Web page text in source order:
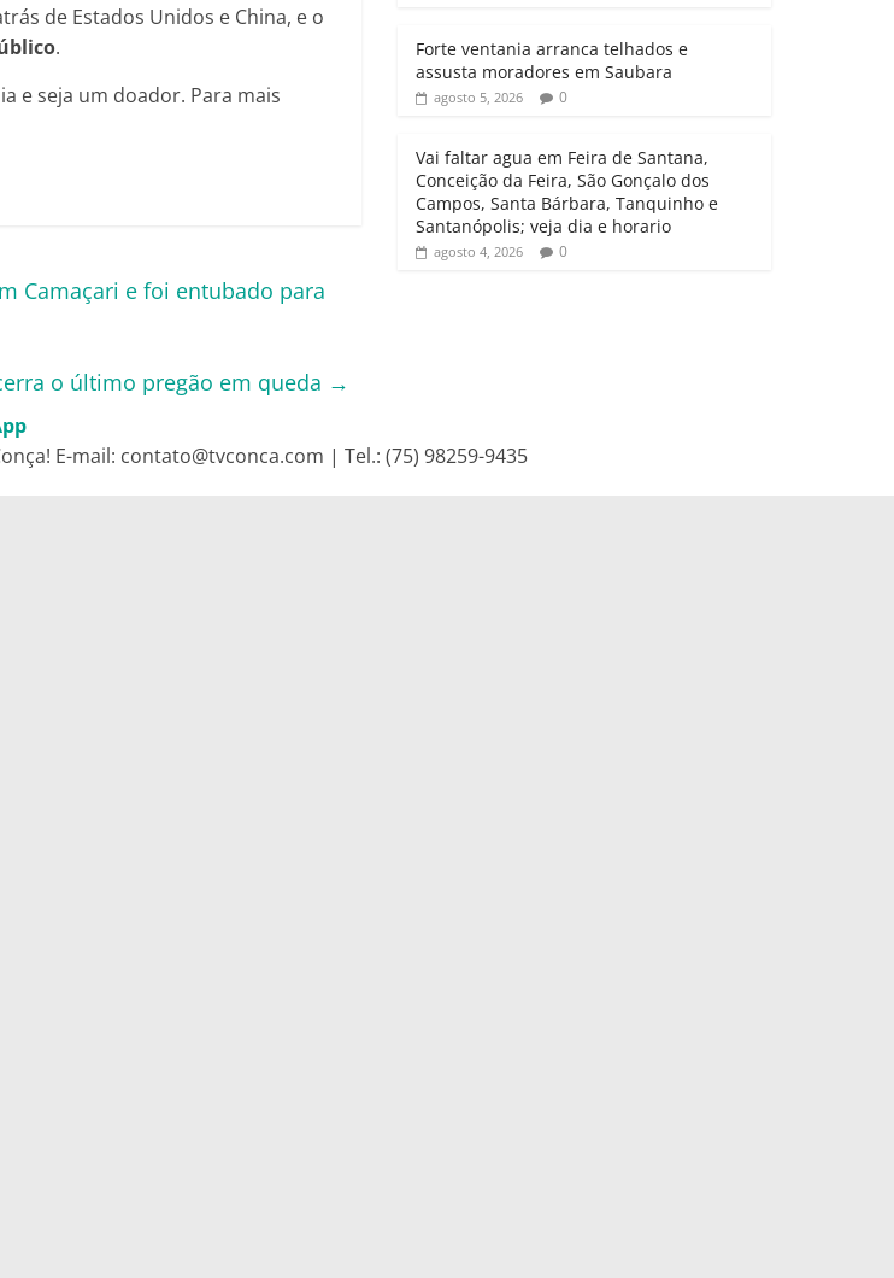
de Estados Unidos e China, e o
.
e seja um doador. Para mais
Camaçari e foi entubado para
o último pregão em queda →
Forte ventania arranca telhados e
assusta moradores em Saubara
agosto 5, 2026 0
Vai faltar agua em Feira de Santana,
Conceição da Feira, São Gonçalo dos
Campos, Santa Bárbara, Tanquinho e
Santanópolis; veja dia e horario
agosto 4, 2026 0
E-mail: contato@tvconca.com | Tel.: (75) 98259-9435